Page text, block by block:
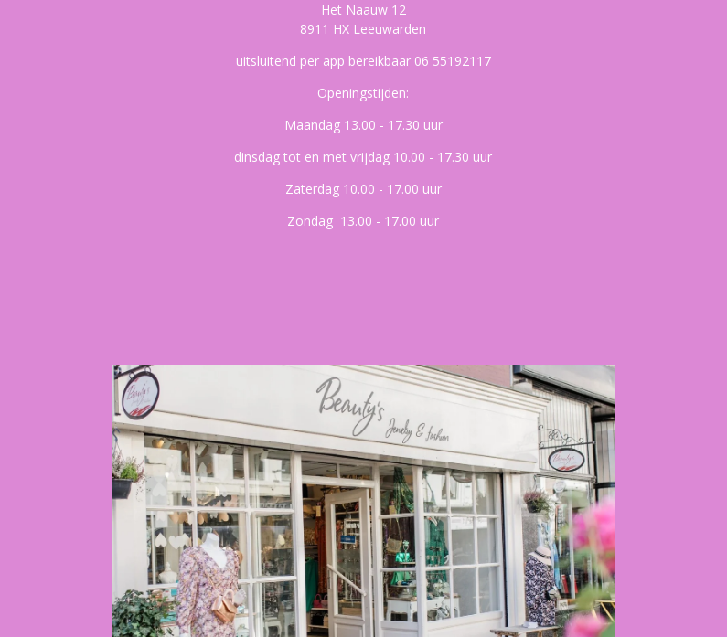
Het Naauw 12
8911 HX Leeuwarden
uitsluitend per app bereikbaar 06 55192117
Openingstijden:
Maandag 13.00 - 17.30 uur
dinsdag tot en met vrijdag 10.00 - 17.30 uur
Zaterdag 10.00 - 17.00 uur
Zondag 13.00 - 17.00 uur